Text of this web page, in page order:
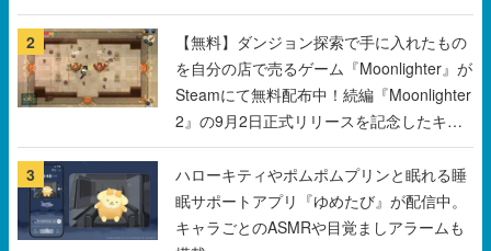
Steamにて無料配布中！続編『Moonlighter
2』の9月2日正式リリースを記念したキャ
ンペーン
3
ハローキティやポムポムプリンと眠れる睡
眠サポートアプリ『ゆめたび』が配信中。
キャラごとのASMRや目覚ましアラームも
搭載
4
コロコロ初のゆるかわ4コマ『まだサ終し